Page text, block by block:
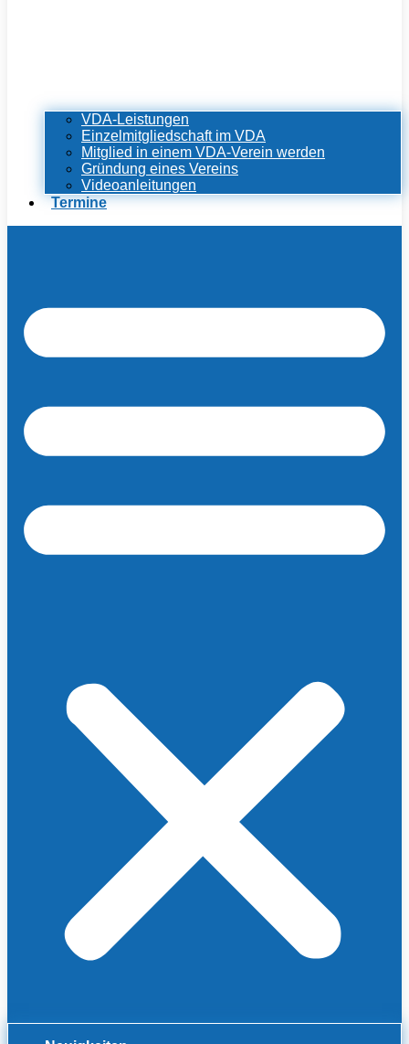
VDA-Leistungen
Einzelmitgliedschaft im VDA
Mitglied in einem VDA-Verein werden
Gründung eines Vereins
Videoanleitungen
Termine